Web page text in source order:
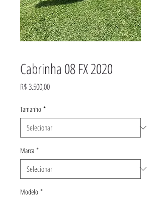
Cabrinha 08 FX 2020
R$ 3.500,00Preço
Tamanho *
Marca *
Modelo *